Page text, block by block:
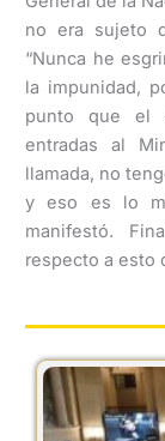
no era sujeto
“Nunca he
la impunidad,
punto que el
entradas al
llamada, no
y eso es lo
manifestó.
respecto a esto